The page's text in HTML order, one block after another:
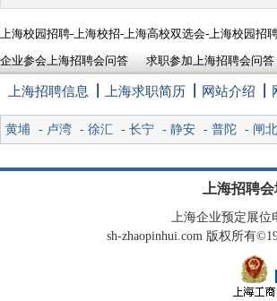
上海校园招聘-上海校招-上海高校双选会-上海校园招
企业参会上海招聘会问答 求职参加上海招聘会问答
上海招聘信息 上海求职简历 网站介绍
黄埔 - 卢湾 - 徐汇 - 长宁 - 静安 - 普陀 - 闸北
上海招聘
上海企业预定展位
sh-zhaopinhui.com 版权所有